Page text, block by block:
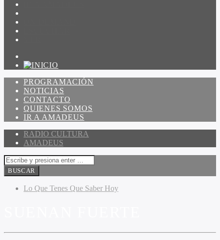
PROGRAMACIÓN
NOTICIAS
CONTACTO
QUIENES SOMOS
IR A AMADEUS
RADIO CULTURA
AMADEUS
Lo Que Tenes Que Saber Hoy